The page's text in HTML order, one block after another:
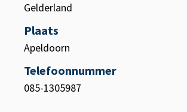
Gelderland
Plaats
Apeldoorn
Telefoonnummer
085-1305987